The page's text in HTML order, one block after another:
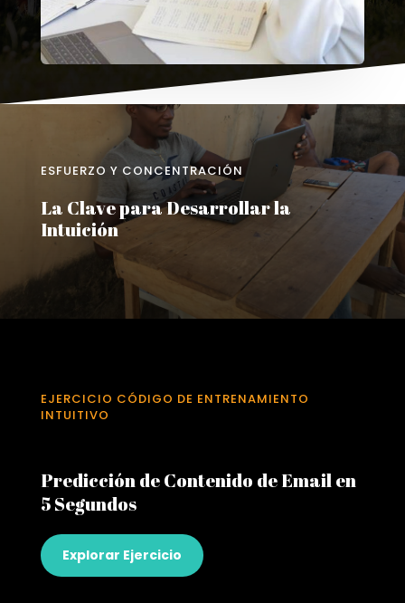
ESFUERZO Y CONCENTRACIÓN
La Clave para Desarrollar la
Intuición
EJERCICIO CÓDIGO DE ENTRENAMIENTO
INTUITIVO
Predicción de Contenido de Email en
5 Segundos
Explorar Ejercicio